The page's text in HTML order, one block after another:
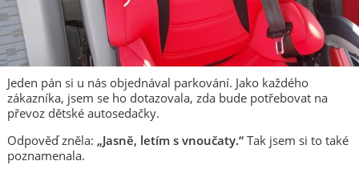
Jeden pán si u nás objednával parkování. Jako každého
zákazníka, jsem se ho dotazovala, zda bude potřebovat na
převoz dětské autosedačky.
Odpověď zněla: „Jasně, letím s vnoučaty.“Tak jsem si to také
poznamenala.
Rezervace
Po příjezdu
Ubytování
O nás
Blog
Kontakt a mapa